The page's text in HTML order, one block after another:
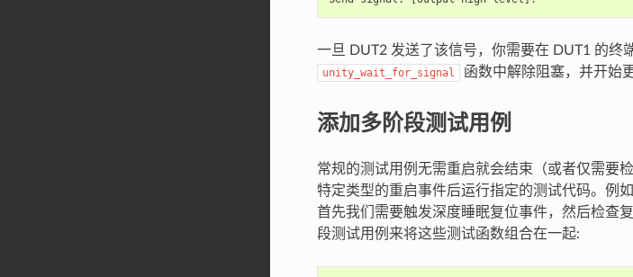
一旦 DUT2 发送了该信号，你需要在 DUT1 的终
unity_wait_for_signal 函数中解除阻塞，并开始
添加多阶段测试用例
常规的测试用例无需重启就会结束（或者仅需要
特定类型的重启事件后运行指定的测试代码。例
首先我们需要触发深度睡眠复位事件，然后检查
段测试用例来将这些测试函数组合在一起: